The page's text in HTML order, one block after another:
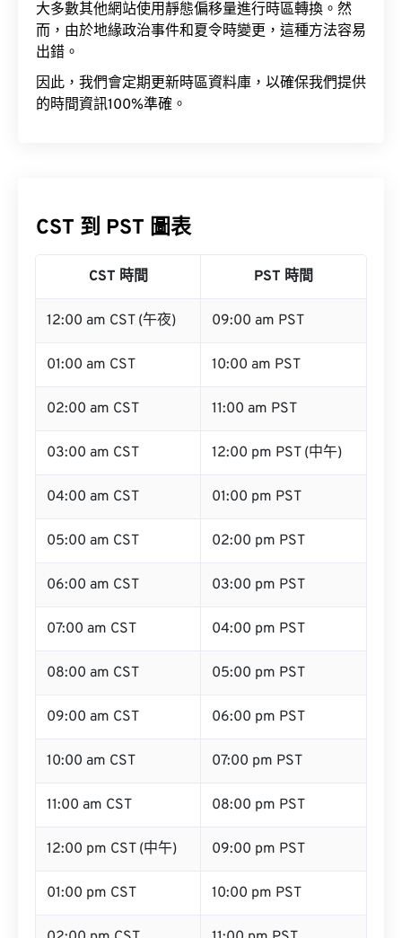
大多數其他網站使用靜態偏移量進行時區轉換。然
而，由於地緣政治事件和夏令時變更，這種方法容易
出錯。
因此，我們會定期更新時區資料庫，以確保我們提供
的時間資訊100%準確。
CST 到 PST 圖表
CST 時間 PST 時間
12:00 am CST (午夜) 09:00 am PST
01:00 am CST 10:00 am PST
02:00 am CST 11:00 am PST
03:00 am CST 12:00 pm PST (中午)
04:00 am CST 01:00 pm PST
05:00 am CST 02:00 pm PST
06:00 am CST 03:00 pm PST
07:00 am CST 04:00 pm PST
08:00 am CST 05:00 pm PST
09:00 am CST 06:00 pm PST
10:00 am CST 07:00 pm PST
11:00 am CST 08:00 pm PST
12:00 pm CST (中午) 09:00 pm PST
01:00 pm CST 10:00 pm PST